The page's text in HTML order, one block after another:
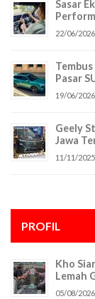
Sasar
22/06/2026
Tembus
Pasar
19/06/2026
Geely
Jawa
11/11/2025
PROFIL
Kho
Lemah
05/08/2026